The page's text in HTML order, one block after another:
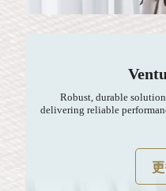
Robust, durable
delivering reliable